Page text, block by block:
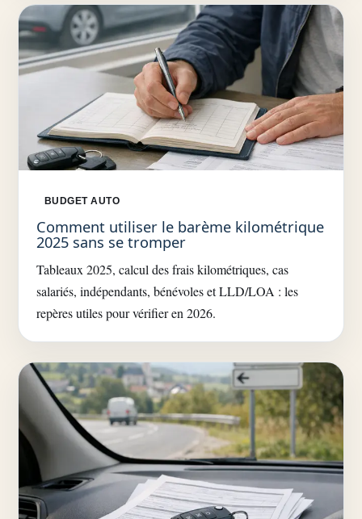
BUDGET AUTO
Comment utiliser le barème kilométrique
2025 sans se tromper
Tableaux 2025, calcul des frais kilométriques, cas
salariés, indépendants, bénévoles et LLD/LOA : les
repères utiles pour vérifier en 2026.